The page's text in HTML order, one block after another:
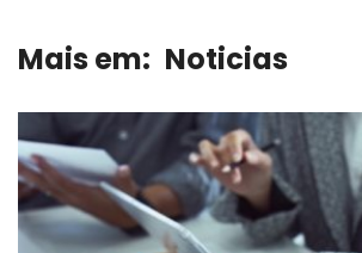
Mais em: Noticias